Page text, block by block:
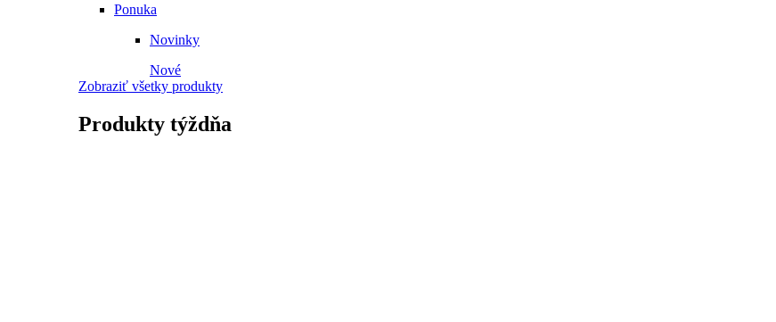
Ponuka
Novinky
Nové
Zobraziť všetky produkty
Produkty týždňa